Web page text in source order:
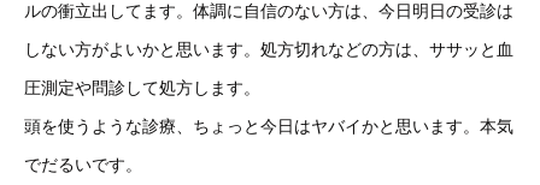
ルの衝立出してます。体調に自信のない方は、今日明日の受診は
しない方がよいかと思います。処方切れなどの方は、ササッと血
圧測定や問診して処方します。
頭を使うような診療、ちょっと今日はヤバイかと思います。本気
でだるいです。